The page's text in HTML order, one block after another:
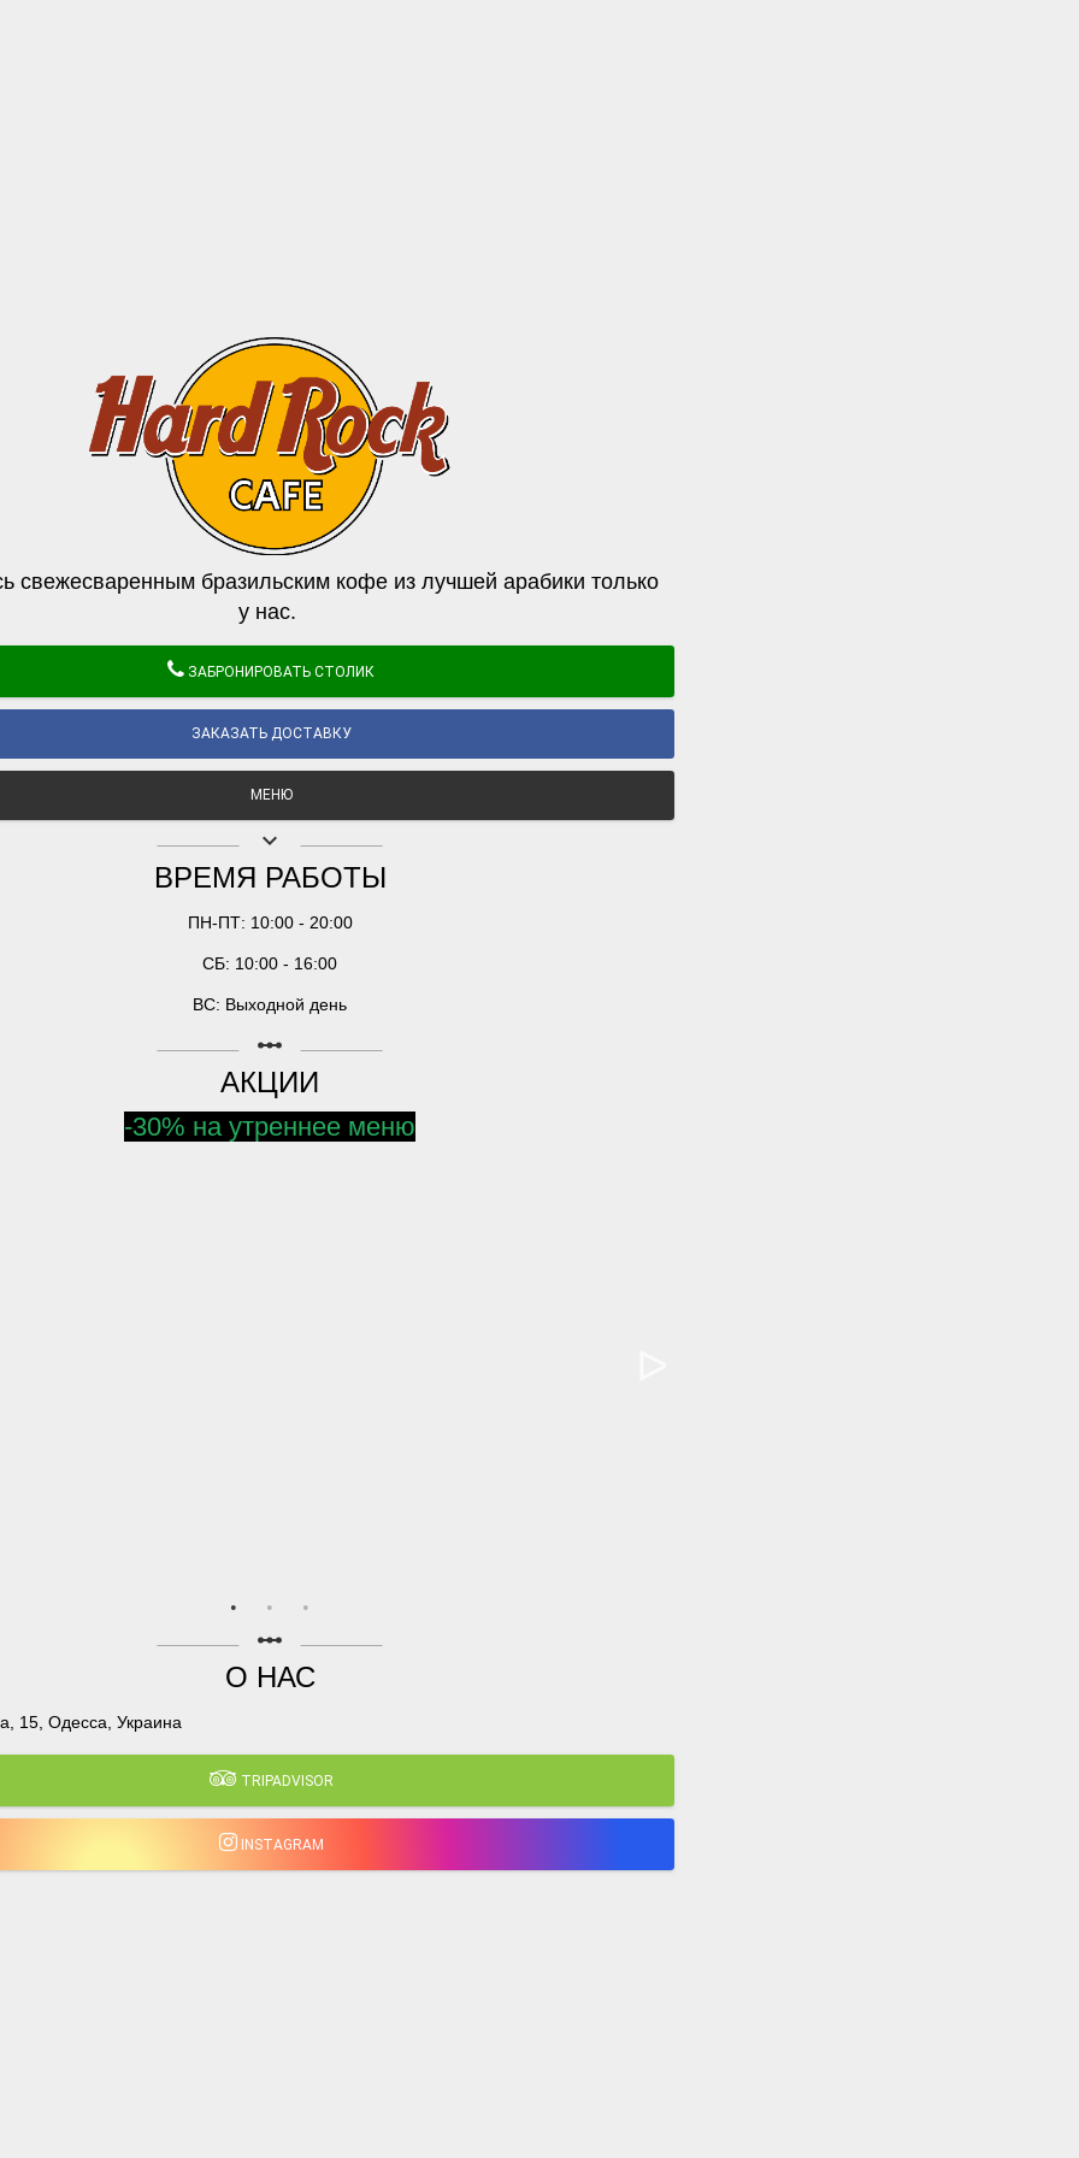
свежесваренным бразильским кофе из лучшей арабики только
у нас.
ЗАБРОНИРОВАТЬ СТОЛИК
ЗАКАЗАТЬ ДОСТАВКУ
МЕНЮ
keyboard_arrow_down
ВРЕМЯ РАБОТЫ
ПН-ПТ: 10:00 - 20:00
СБ: 10:00 - 16:00
ВС: Выходной день
linear_scale
АКЦИИ
-30% на утреннее меню
linear_scale
О НАС
15, Одесса, Украина
TRIPADVISOR
INSTAGRAM